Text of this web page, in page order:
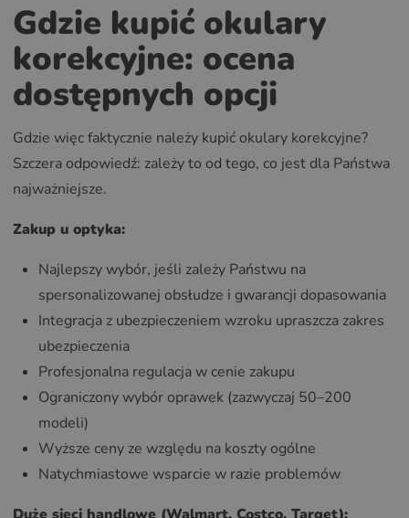
Gdzie kupić okulary
korekcyjne: ocena
dostępnych opcji
Gdzie więc faktycznie należy kupić okulary korekcyjne?
Szczera odpowiedź: zależy to od tego, co jest dla Państwa
najważniejsze.
Zakup u optyka:
Najlepszy wybór, jeśli zależy Państwu na
spersonalizowanej obsłudze i gwarancji dopasowania
Integracja z ubezpieczeniem wzroku upraszcza zakres
ubezpieczenia
Profesjonalna regulacja w cenie zakupu
Ograniczony wybór oprawek (zazwyczaj 50–200
modeli)
Wyższe ceny ze względu na koszty ogólne
Natychmiastowe wsparcie w razie problemów
Duże sieci handlowe (Walmart, Costco, Target):